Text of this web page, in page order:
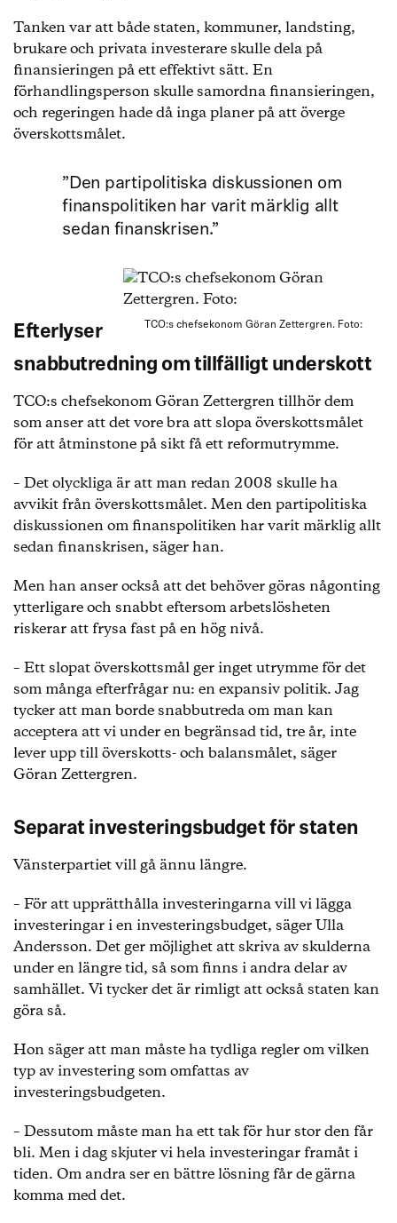
Tanken var att både staten, kommuner, landsting,
brukare och privata investerare skulle dela på
finansieringen på ett effektivt sätt. En
förhandlingsperson skulle samordna finansieringen,
och regeringen hade då inga planer på att överge
överskottsmålet.
”Den partipolitiska diskussionen om
finanspolitiken har varit märklig allt
sedan finanskrisen.”
TCO:s chefsekonom Göran Zettergren. Foto:
Efterlyser
snabbutredning om tillfälligt underskott
TCO:s chefsekonom Göran Zettergren tillhör dem
som anser att det vore bra att slopa överskottsmålet
för att åtminstone på sikt få ett reformutrymme.
– Det olyckliga är att man redan 2008 skulle ha
avvikit från överskottsmålet. Men den partipolitiska
diskussionen om finanspolitiken har varit märklig allt
sedan finanskrisen, säger han.
Men han anser också att det behöver göras någonting
ytterligare och snabbt eftersom arbetslösheten
riskerar att frysa fast på en hög nivå.
– Ett slopat överskottsmål ger inget utrymme för det
som många efterfrågar nu: en expansiv politik. Jag
tycker att man borde snabbutreda om man kan
acceptera att vi under en begränsad tid, tre år, inte
lever upp till överskotts- och balansmålet, säger
Göran Zettergren.
Separat investeringsbudget för staten
Vänsterpartiet vill gå ännu längre.
– För att upprätthålla investeringarna vill vi lägga
investeringar i en investeringsbudget, säger Ulla
Andersson. Det ger möjlighet att skriva av skulderna
under en längre tid, så som finns i andra delar av
samhället. Vi tycker det är rimligt att också staten kan
göra så.
Hon säger att man måste ha tydliga regler om vilken
typ av investering som omfattas av
investeringsbudgeten.
– Dessutom måste man ha ett tak för hur stor den får
bli. Men i dag skjuter vi hela investeringar framåt i
tiden. Om andra ser en bättre lösning får de gärna
komma med det.